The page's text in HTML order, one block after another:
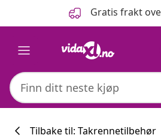
Gratis frakt
Tilbake til: Takrennetilbehør